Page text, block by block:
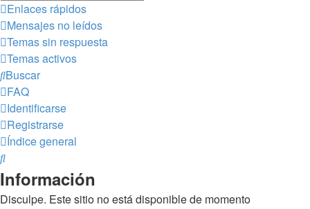
Enlaces rápidos
Mensajes no leídos
Temas sin respuesta
Temas activos
Buscar
FAQ
Identificarse
Registrarse
Índice general
Buscar
Información
Disculpe. Este sitio no está disponible de momento